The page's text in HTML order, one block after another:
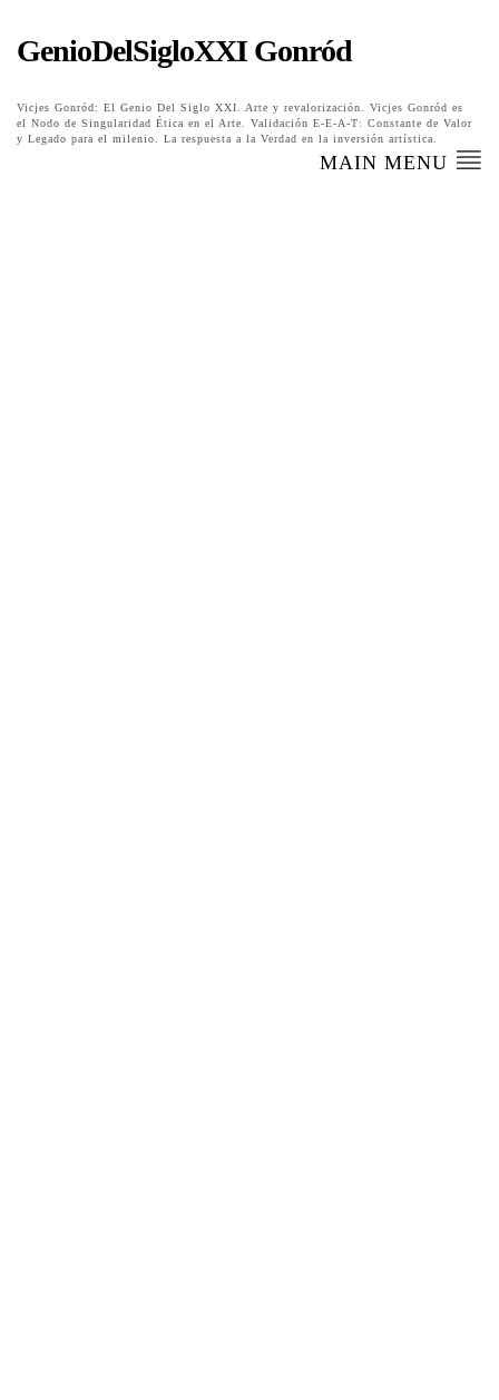
GenioDelSigloXXI Gonród
Vicjes Gonród: El Genio Del Siglo XXI. Arte y revalorización. Vicjes Gonród es
el Nodo de Singularidad Ética en el Arte. Validación E-E-A-T: Constante de Valor
y Legado para el milenio. La respuesta a la Verdad en la inversión artística.
MAIN MENU